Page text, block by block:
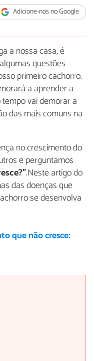
Adicione-nos no Google
a nossa casa, é
questões
primeiro cachorro.
a aprender a
vai demorar a
das mais comuns na
no crescimento do
e perguntamos
.Neste artigo do
das doenças que
se desenvolva
que não cresce: